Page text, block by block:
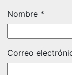
Nombre *
Correo